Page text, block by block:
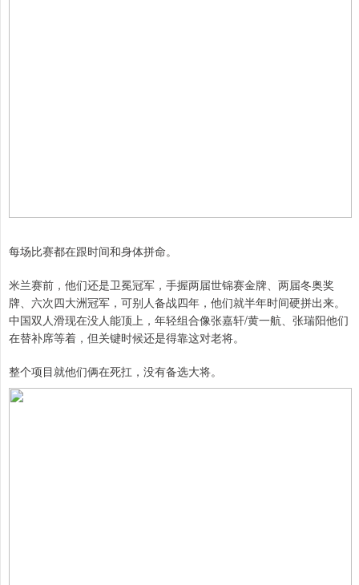
每场比赛都在跟时间和身体拼命。
米兰赛前，他们还是卫冕冠军，手握两届世锦赛金牌、两届冬奥奖
牌、六次四大洲冠军，可别人备战四年，他们就半年时间硬拼出来。
中国双人滑现在没人能顶上，年轻组合像张嘉轩/黄一航、张瑞阳他们
在替补席等着，但关键时候还是得靠这对老将。
整个项目就他们俩在死扛，没有备选大将。